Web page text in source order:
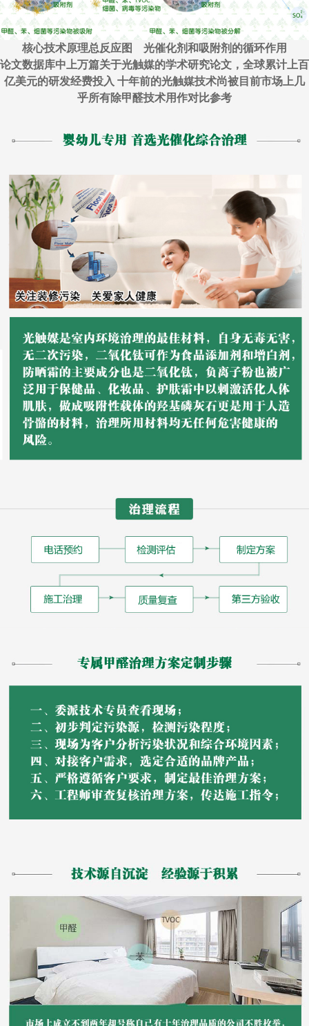
核心技术原理总反应图 光催化剂和吸附剂的循环作用
论文数据库中上万篇关于光触媒的学术研究论文，全球累计上百
亿美元的研发经费投入 十年前的光触媒技术尚被目前市场上几
乎所有除甲醛技术用作对比参考